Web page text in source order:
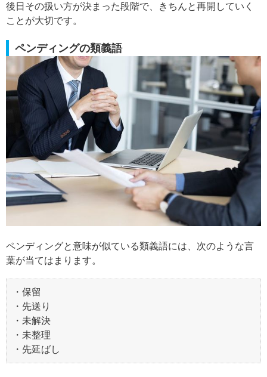
後日その扱い方が決まった段階で、きちんと再開していく
ことが大切です。
ペンディングの類義語
ペンディングと意味が似ている類義語には、次のような言
葉が当てはまります。
・保留
・先送り
・未解決
・未整理
・先延ばし